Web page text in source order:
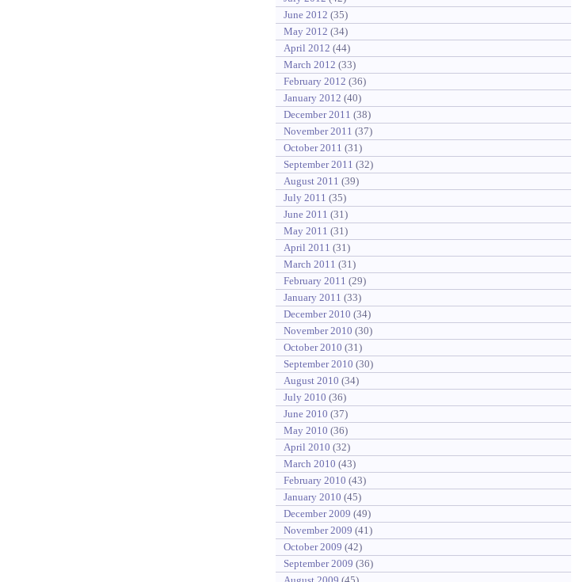
June 2012 (35)
May 2012 (34)
April 2012 (44)
March 2012 (33)
February 2012 (36)
January 2012 (40)
December 2011 (38)
November 2011 (37)
October 2011 (31)
September 2011 (32)
August 2011 (39)
July 2011 (35)
June 2011 (31)
May 2011 (31)
April 2011 (31)
March 2011 (31)
February 2011 (29)
January 2011 (33)
December 2010 (34)
November 2010 (30)
October 2010 (31)
September 2010 (30)
August 2010 (34)
July 2010 (36)
June 2010 (37)
May 2010 (36)
April 2010 (32)
March 2010 (43)
February 2010 (43)
January 2010 (45)
December 2009 (49)
November 2009 (41)
October 2009 (42)
September 2009 (36)